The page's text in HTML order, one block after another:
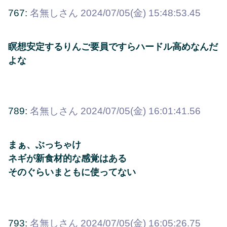
767: 名無しさん 2024/07/05(金) 15:48:53.45
瞑想安定するりんご要員ですらハードル高めなんだ
よな
789: 名無しさん 2024/07/05(金) 16:01:41.56
まぁ、ぶっちゃけ
ネギが新食材的な感覚はある
そのぐらいまともに使ってない
793: 名無しさん 2024/07/05(金) 16:05:26.75